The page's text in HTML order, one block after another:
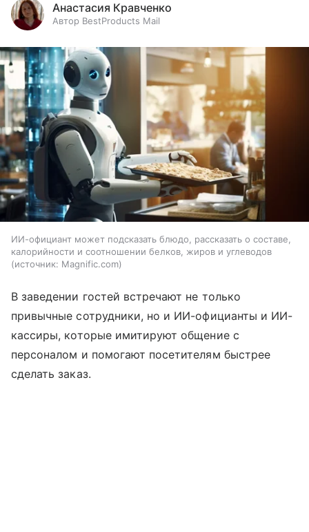
Анастасия Кравченко
Автор BestProducts Mail
ИИ-официант может подсказать блюдо, рассказать о составе,
калорийности и соотношении белков, жиров и углеводов
источник: Magnific.com
В заведении гостей встречают не только
привычные сотрудники, но и ИИ-официанты и ИИ-
кассиры, которые имитируют общение с
персоналом и помогают посетителям быстрее
сделать заказ.